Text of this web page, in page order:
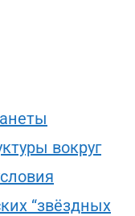
вокруг
“звёздных